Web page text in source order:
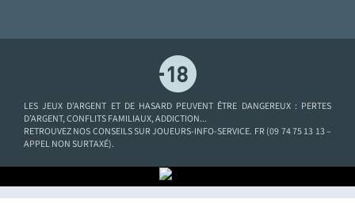
LES JEUX D’ARGENT ET DE HASARD PEUVENT ÊTRE DANGEREUX : PERTES
D’ARGENT, CONFLITS FAMILIAUX, ADDICTION...
RETROUVEZ NOS CONSEILS SUR JOUEURS-INFO-SERVICE. FR (09 74 75 13 13 –
APPEL NON SURTAXÉ).